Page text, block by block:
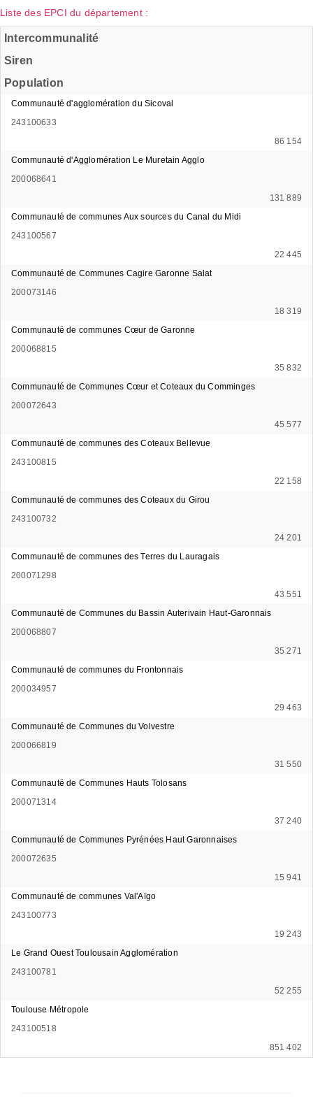
Liste des EPCI du département :
Intercommunalité
Siren
Population
Communauté d'agglomération du Sicoval
243100633
86 154
Communauté d'Agglomération Le Muretain Agglo
200068641
131 889
Communauté de communes Aux sources du Canal du Midi
243100567
22 445
Communauté de Communes Cagire Garonne Salat
200073146
18 319
Communauté de communes Cœur de Garonne
200068815
35 832
Communauté de Communes Cœur et Coteaux du Comminges
200072643
45 577
Communauté de communes des Coteaux Bellevue
243100815
22 158
Communauté de communes des Coteaux du Girou
243100732
24 201
Communauté de communes des Terres du Lauragais
200071298
43 551
Communauté de Communes du Bassin Auterivain Haut-Garonnais
200068807
35 271
Communauté de communes du Frontonnais
200034957
29 463
Communauté de Communes du Volvestre
200066819
31 550
Communauté de Communes Hauts Tolosans
200071314
37 240
Communauté de Communes Pyrénées Haut Garonnaises
200072635
15 941
Communauté de communes Val'Aïgo
243100773
19 243
Le Grand Ouest Toulousain Agglomération
243100781
52 255
Toulouse Métropole
243100518
851 402